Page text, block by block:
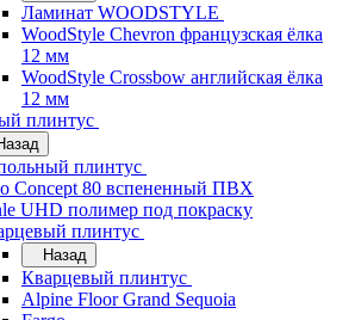
Ламинат WOODSTYLE
WoodStyle Chevron французская ёлка
12 мм
WoodStyle Crossbow английская ёлка
12 мм
плинтус
плинтус
Concept 80 вспененный ПВХ
UHD полимер под покраску
плинтус
Назад
Кварцевый плинтус
Alpine Floor Grand Sequoia